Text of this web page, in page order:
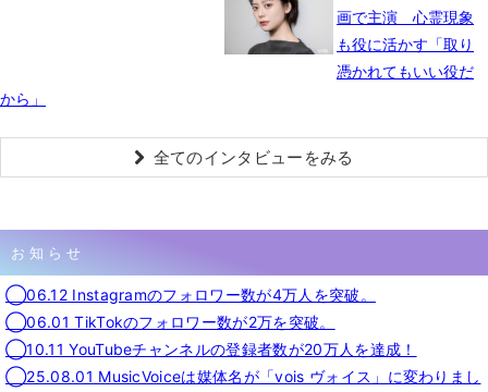
画で主演 心霊現象
も役に活かす「取り
憑かれてもいい役だ
から」
全てのインタビューをみる
お知らせ
◯06.12 Instagramのフォロワー数が4万人を突破。
◯06.01 TikTokのフォロワー数が2万を突破。
◯10.11 YouTubeチャンネルの登録者数が20万人を達成！
◯25.08.01 MusicVoiceは媒体名が「vois ヴォイス」に変わりまし